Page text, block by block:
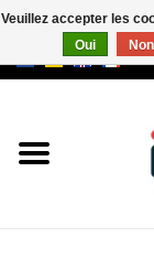
Marques
Veuillez accepter les
Oui
Non